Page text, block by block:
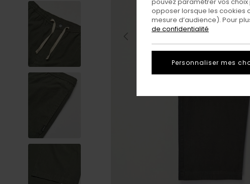
opposer lorsque les cookies
mesure d’audience). Pour
de confidentialité
Personnaliser mes